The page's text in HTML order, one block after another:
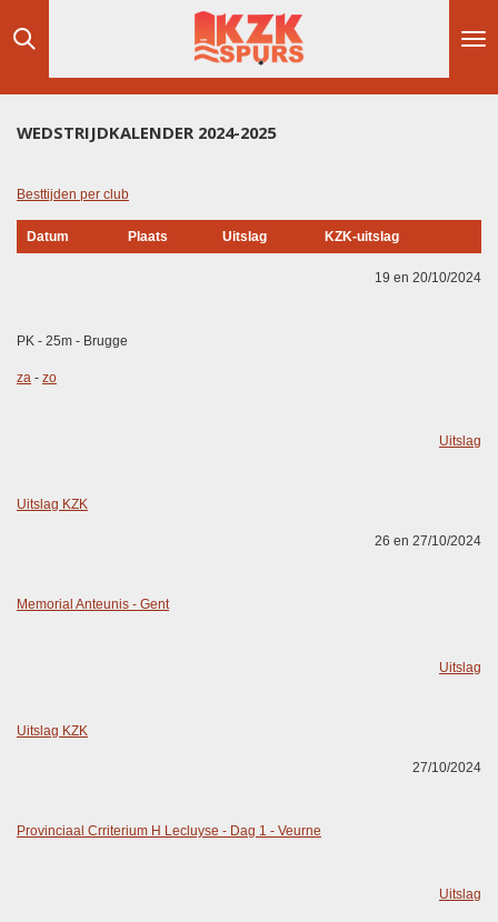
direct
de
WEDSTRIJDKALENDER 2024-2025
Besttijden per club
Datum Plaats Uitslag KZK-uitslag
19 en 20/10/2024
PK - 25m - Brugge
za - zo
Uitslag
Uitslag KZK
26 en 27/10/2024
Memorial Anteunis - Gent
Uitslag
Uitslag KZK
27/10/2024
Provinciaal Crriterium H Lecluyse - Dag 1 - Veurne
Uitslag